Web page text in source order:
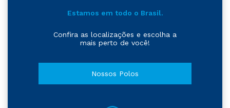
Estamos em todo o Brasil.
Confira as localizações e escolha a
mais perto de você!
Nossos Polos